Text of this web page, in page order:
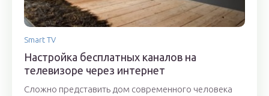
Smart TV
Настройка бесплатных каналов на
телевизоре через интернет
Сложно представить дом современного человека